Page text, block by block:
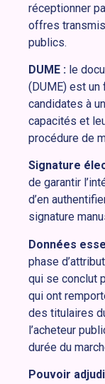
réceptionner
offres
publics.
DUME : le
(DUME) est
candidates à
capacités et
procédure de
Signature
de garantir
d’en
signature
Données
phase
qui se conclut
qui ont
des titulaires
l’acheteur
durée du
Pouvoir